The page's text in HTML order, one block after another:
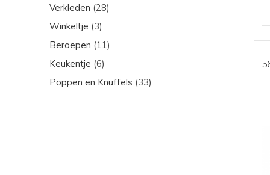
Verkleden (28)
Winkeltje (3)
Beroepen (11)
Keukentje (6)
Poppen en Knuffels (33)